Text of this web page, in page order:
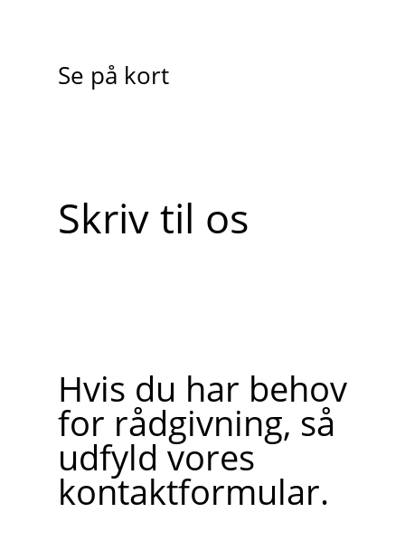
Se på kort
Skriv til os
Hvis du har behov
for rådgivning, så
udfyld vores
kontaktformular.